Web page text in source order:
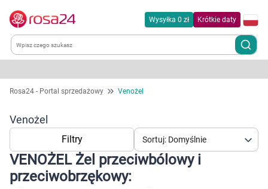
Wysyłka 0 zł Krótkie daty
Kategorie
Chemia gospodarcza
Dla zwierząt
Dom i ogród
Rosa24 - Portal sprzedażowy Venożel
Venożel
Filtry Sortuj: Domyślnie
VENOŻEL Żel przeciwbólowy i
przeciwobrzękowy: